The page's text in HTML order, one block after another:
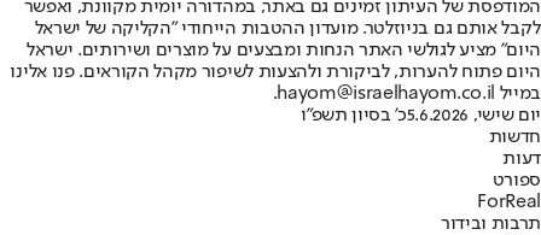
המודפסת של העיתון זמינים גם באתר, במהדורה יומית מקוונת, ואפשר
לקבל אותם גם בניוזלטר. מועדון ההטבות הייחודי "הקליקה של ישראל
היום" מציע לגולשי האתר הנחות ומבצעים על מוצרים ושירותים. ישראל
היום פתוח להערות, לביקורת ולהצעות לשיפור מקהל הקוראים. פנו אלינו
במייל hayom@israelhayom.co.il.
יום שישי, 5.6.2026
כ' בסיון תשפ"ו
חדשות
דעות
ספורט
ForReal
תרבות ובידור